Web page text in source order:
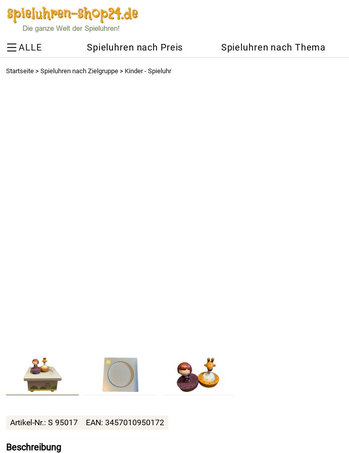
ALLE Spieluhren nach Preis Spieluhren nach Thema
Startseite > Spieluhren nach Zielgruppe > Kinder - Spieluhr
Artikel-Nr.: S 95017 EAN: 3457010950172
Beschreibung